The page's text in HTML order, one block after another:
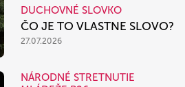
DUCHOVNÉ SLOVKO
ČO JE TO VLASTNE SLOVO?
27.07.2026
NÁRODNÉ STRETNUTIE